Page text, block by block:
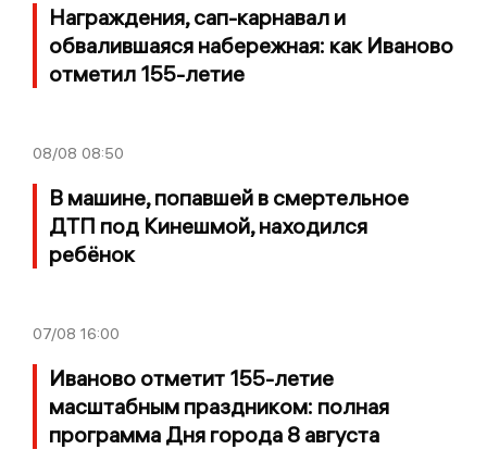
Награждения, сап-карнавал и
обвалившаяся набережная: как Иваново
отметил 155-летие
08/08 08:50
В машине, попавшей в смертельное
ДТП под Кинешмой, находился
ребёнок
07/08 16:00
Иваново отметит 155-летие
масштабным праздником: полная
программа Дня города 8 августа